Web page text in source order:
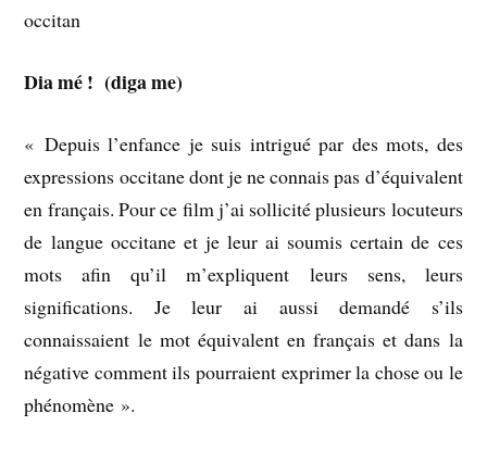
occitan
Dia mé ! (diga me)
« Depuis l’enfance je suis intrigué par des mots, des
expressions occitane dont je ne connais pas d’équivalent
en français. Pour ce film j’ai sollicité plusieurs locuteurs
de langue occitane et je leur ai soumis certain de ces
mots afin qu’il m’expliquent leurs sens, leurs
significations. Je leur ai aussi demandé s’ils
connaissaient le mot équivalent en français et dans la
négative comment ils pourraient exprimer la chose ou le
phénomène ».